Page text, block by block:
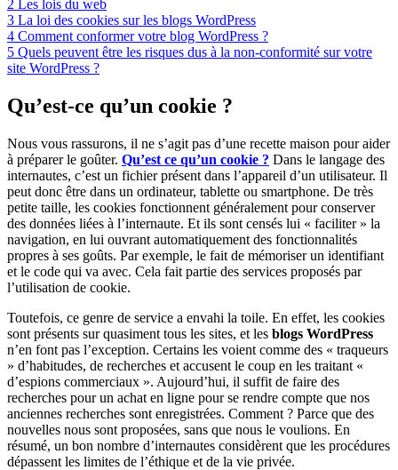
2 Les lois du web
3 La loi des cookies sur les blogs WordPress
4 Comment conformer votre blog WordPress ?
5 Quels peuvent être les risques dus à la non-conformité sur votre
site WordPress ?
Qu’est-ce qu’un cookie ?
Nous vous rassurons, il ne s’agit pas d’une recette maison pour aider
à préparer le goûter. Qu’est ce qu’un cookie ? Dans le langage des
internautes, c’est un fichier présent dans l’appareil d’un utilisateur. Il
peut donc être dans un ordinateur, tablette ou smartphone. De très
petite taille, les cookies fonctionnent généralement pour conserver
des données liées à l’internaute. Et ils sont censés lui « faciliter » la
navigation, en lui ouvrant automatiquement des fonctionnalités
propres à ses goûts. Par exemple, le fait de mémoriser un identifiant
et le code qui va avec. Cela fait partie des services proposés par
l’utilisation de cookie.
Toutefois, ce genre de service a envahi la toile. En effet, les cookies
sont présents sur quasiment tous les sites, et les blogs WordPress
n’en font pas l’exception. Certains les voient comme des « traqueurs
» d’habitudes, de recherches et accusent le coup en les traitant «
d’espions commerciaux ». Aujourd’hui, il suffit de faire des
recherches pour un achat en ligne pour se rendre compte que nos
anciennes recherches sont enregistrées. Comment ? Parce que des
nouvelles nous sont proposées, sans que nous le voulions. En
résumé, un bon nombre d’internautes considèrent que les procédures
dépassent les limites de l’éthique et de la vie privée.